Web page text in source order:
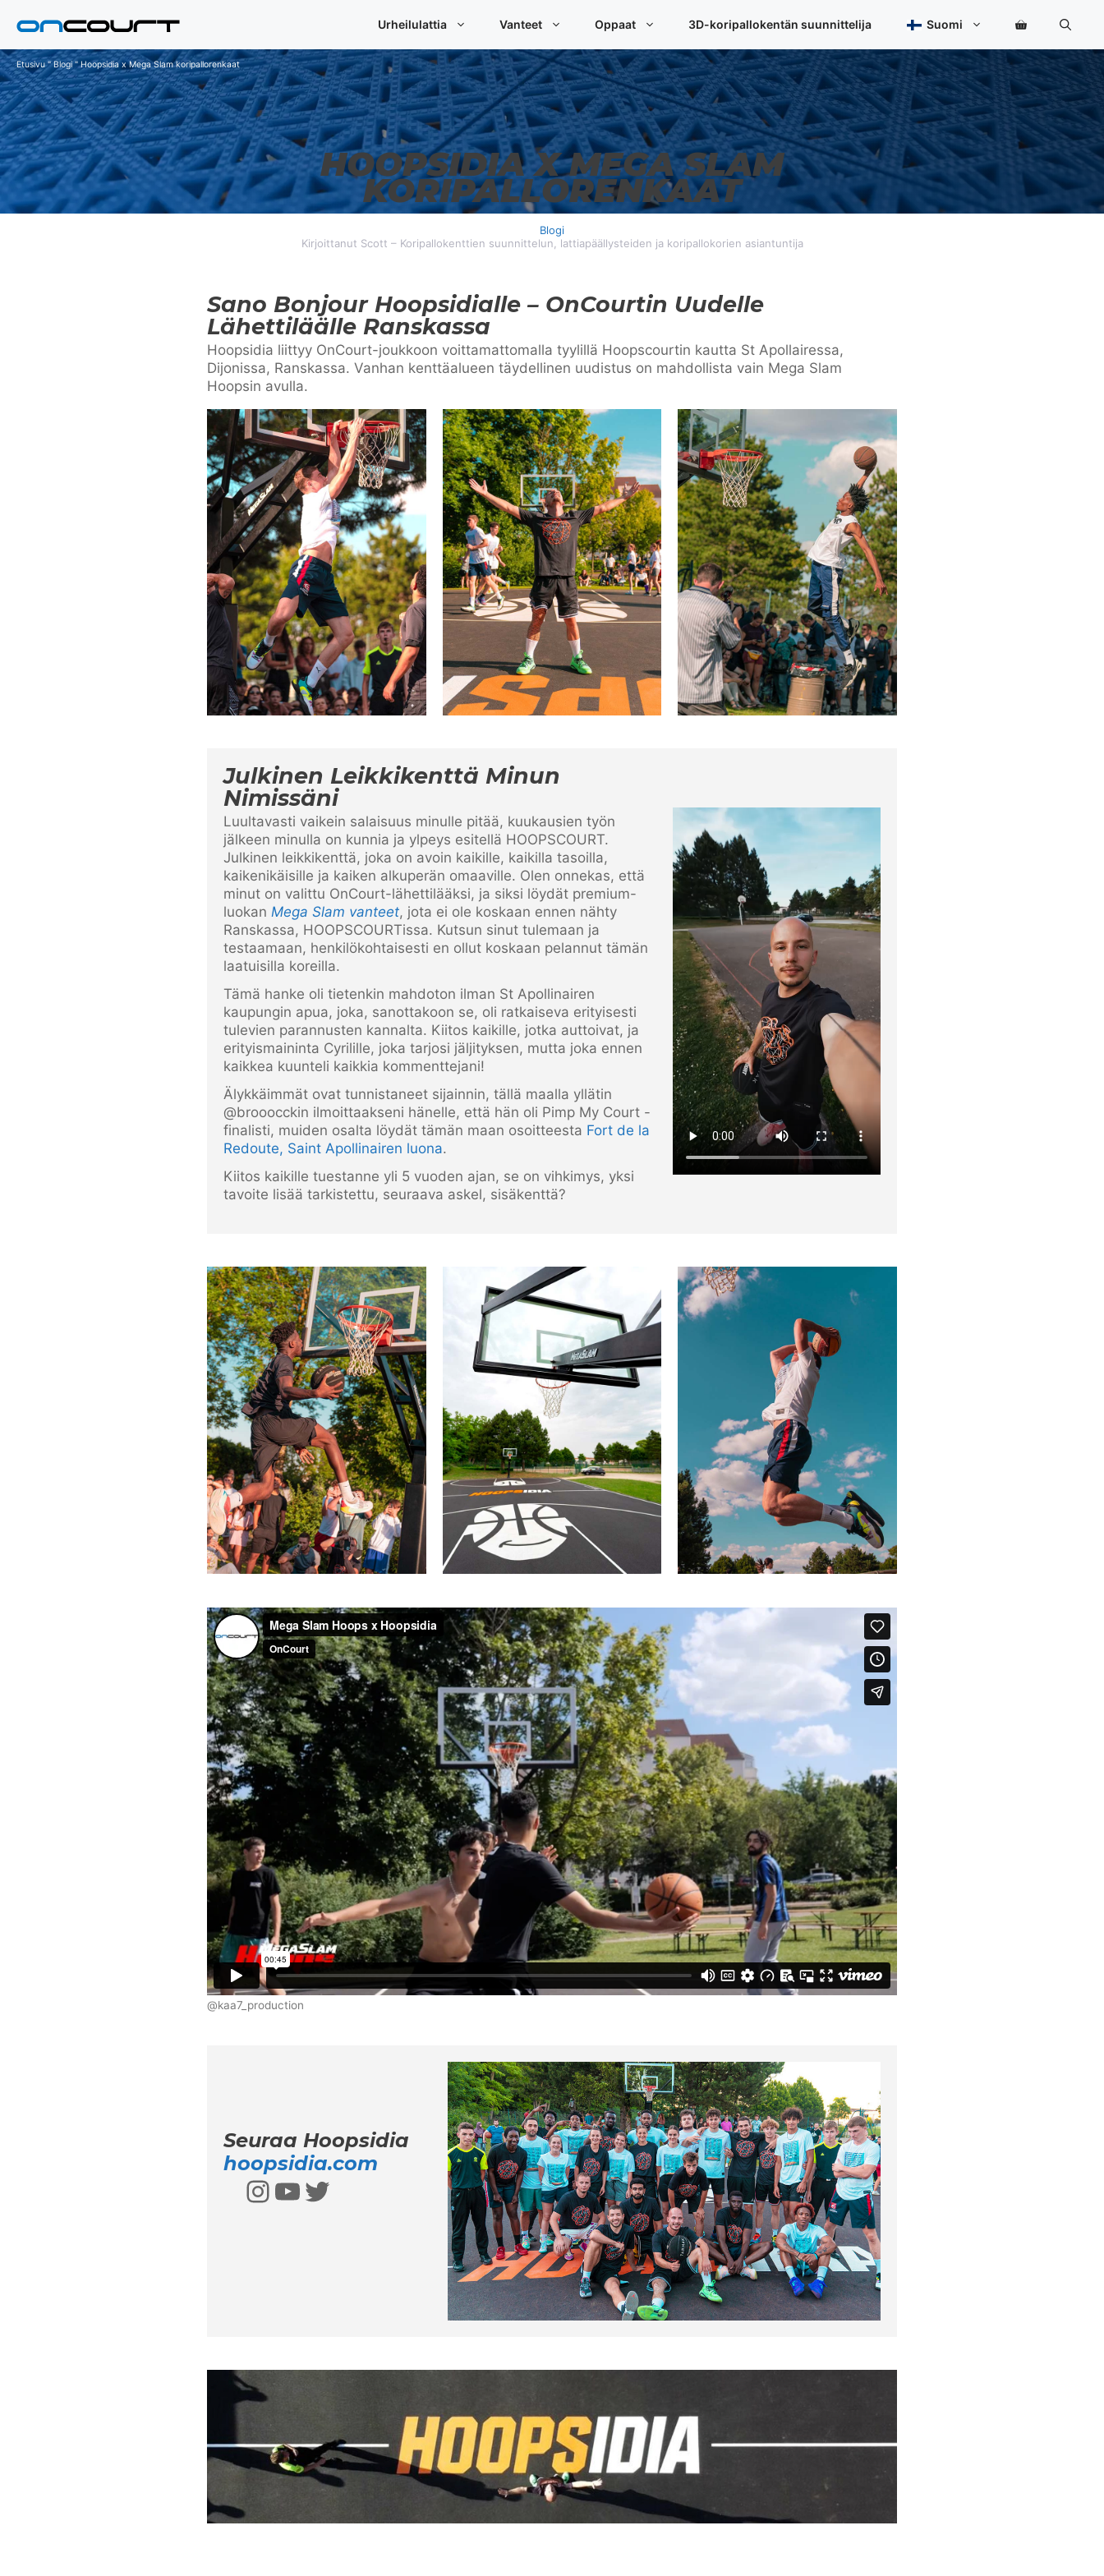
sisältöön
Urheilulattia Vanteet Oppaat 3D-koripallokentän suunnittelija Suomi
Etusivu"Blogi"Hoopsidia x Mega Slam koripallorenkaat
HOOPSIDIA X MEGA SLAM
KORIPALLORENKAAT
Blogi
Kirjoittanut Scott – Koripallokenttien suunnittelun, lattiapäällysteiden ja koripallokorien asiantuntija
Sano Bonjour Hoopsidialle – OnCourtin Uudelle
Lähettiläälle Ranskassa
Hoopsidia liittyy OnCourt-joukkoon voittamattomalla tyylillä Hoopscourtin kautta St Apollairessa,
Dijonissa, Ranskassa. Vanhan kenttäalueen täydellinen uudistus on mahdollista vain Mega Slam
Hoopsin avulla.
Julkinen Leikkikenttä Minun
Nimissäni
Luultavasti vaikein salaisuus minulle pitää, kuukausien työn
jälkeen minulla on kunnia ja ylpeys esitellä HOOPSCOURT.
Julkinen leikkikenttä, joka on avoin kaikille, kaikilla tasoilla,
kaikenikäisille ja kaiken alkuperän omaaville. Olen onnekas, että
minut on valittu OnCourt-lähettilääksi, ja siksi löydät premium-
luokan Mega Slam vanteet, jota ei ole koskaan ennen nähty
Ranskassa, HOOPSCOURTissa. Kutsun sinut tulemaan ja
testaamaan, henkilökohtaisesti en ollut koskaan pelannut tämän
laatuisilla koreilla.
Tämä hanke oli tietenkin mahdoton ilman St Apollinairen
kaupungin apua, joka, sanottakoon se, oli ratkaiseva erityisesti
tulevien parannusten kannalta. Kiitos kaikille, jotka auttoivat, ja
erityismaininta Cyrilille, joka tarjosi jäljityksen, mutta joka ennen
kaikkea kuunteli kaikkia kommenttejani!
Älykkäimmät ovat tunnistaneet sijainnin, tällä maalla yllätin
@brooocckin ilmoittaakseni hänelle, että hän oli Pimp My Court -
finalisti, muiden osalta löydät tämän maan osoitteesta Fort de la
Redoute, Saint Apollinairen luona.
Kiitos kaikille tuestanne yli 5 vuoden ajan, se on vihkimys, yksi
tavoite lisää tarkistettu, seuraava askel, sisäkenttä?
@kaa7_production
Seuraa Hoopsidia
hoopsidia.com
Instagram
YouTube
Twitter